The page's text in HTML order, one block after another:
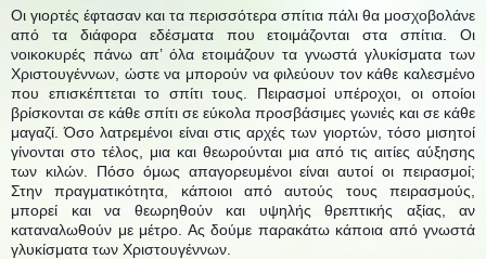
Οι γιορτές έφτασαν και τα περισσότερα σπίτια πάλι θα μοσχοβολάνε
από τα διάφορα εδέσματα που ετοιμάζονται στα σπίτια. Οι
νοικοκυρές πάνω απ’ όλα ετοιμάζουν τα γνωστά γλυκίσματα των
Χριστουγέννων, ώστε να μπορούν να φιλεύουν τον κάθε καλεσμένο
που επισκέπτεται το σπίτι τους. Πειρασμοί υπέροχοι, οι οποίοι
βρίσκονται σε κάθε σπίτι σε εύκολα προσβάσιμες γωνιές και σε κάθε
μαγαζί . Όσο λατρεμένοι είναι στις αρχές των γιορτών, τόσο μισητοί
γίνονται στο τέλος, μια και θεωρούνται μια από τις αιτίες αύξησης
των κιλών. Πόσο όμως απαγορευμένοι είναι αυτοί οι πειρασμοί;
Στην πραγματικότητα, κάποιοι από αυτούς τους πειρασμούς,
μπορεί και να θεωρηθούν και υψηλής θρεπτικής αξίας, αν
καταναλωθούν με μέτρο. Ας δούμε παρακάτω κάποια από γνωστά
γλυκίσματα των Χριστουγέννων.